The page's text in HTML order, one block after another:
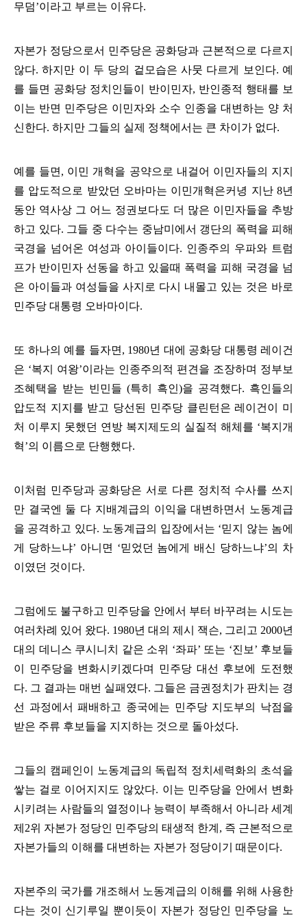
무덤’이라고 부르는 이유다.
자본가 정당으로서 민주당은 공화당과 근본적으로 다르지
않다.하지만 이 두 당의 겉모습은 사뭇 다르게 보인다. 예
를 들면 공화당 정치인들이 반이민자, 반인종적 행태를 보
이는 반면 민주당은 이민자와 소수 인종을 대변하는 양 처
신한다. 하지만 그들의 실제 정책에서는 큰 차이가 없다.
예를 들면 , 이민 개혁을 공약으로 내걸어 이민자들의 지지
를 압도적으로 받았던 오바마는 이민개혁은커녕 지난 8년
동안 역사상 그 어느 정권보다도 더 많은 이민자들을 추방
하고 있다. 그들 중 다수는 중남미에서 갱단의 폭력을 피해
국경을 넘어온 여성과 아이들이다. 인종주의 우파와 트럼
프가 반이민자 선동을 하고 있을때 폭력을 피해 국경을 넘
은 아이들과 여성들을 사지로 다시 내몰고 있는 것은 바로
민주당 대통령 오바마이다.
또 하나의 예를 들자면 , 1980년 대에 공화당 대통령 레이건
은 ‘복지 여왕’이라는 인종주의적 편견을 조장하며 정부보
조혜택을 받는 빈민들 (특히 흑인)을 공격했다. 흑인들의
압도적 지지를 받고 당선된 민주당 클린턴은 레이건이 미
처 이루지 못했던 연방 복지제도의 실질적 해체를 ‘복지개
혁’의 이름으로 단행했다.
이처럼 민주당과 공화당은 서로 다른 정치적 수사를 쓰지
만 결국엔 둘 다 지배계급의 이익을 대변하면서 노동계급
을 공격하고 있다. 노동계급의 입장에서는 ‘믿지 않는 놈에
게 당하느냐’ 아니면 ‘믿었던 놈에게 배신 당하느냐’의 차
이였던 것이다.
그럼에도 불구하고 민주당을 안에서 부터 바꾸려는 시도는
여러차례 있어 왔다. 1980년 대의 제시 잭슨, 그리고 2000년
대의 데니스 쿠시니치 같은 소위 ‘좌파’ 또는 ‘진보 ’ 후보들
이 민주당을 변화시키겠다며 민주당 대선 후보에 도전했
다. 그 결과는 매번 실패였다. 그들은 금권정치가 판치는 경
선 과정에서 패배하고 종국에는 민주당 지도부의 낙점을
받은 주류 후보들을 지지하는 것으로 돌아섰다.
그들의 캠페인이 노동계급의 독립적 정치세력화의 초석을
쌓는 걸로 이어지지도 않았다. 이는 민주당을 안에서 변화
시키려는 사람들의 열정이나 능력이 부족해서 아니라 세계
제 2위 자본가 정당인 민주당의 태생적 한계 , 즉 근본적으로
자본가들의 이해를 대변하는 자본가 정당이기 때문이다.
자본주의 국가를 개조해서 노동계급의 이해를 위해 사용한
다는 것이 신기루일 뿐이듯이 자본가 정당인 민주당을 노